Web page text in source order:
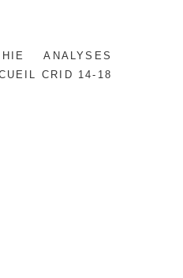
ANALYSES
CRID 14-18